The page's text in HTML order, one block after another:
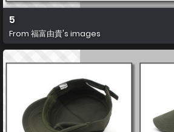
5
From 福富由貴's images